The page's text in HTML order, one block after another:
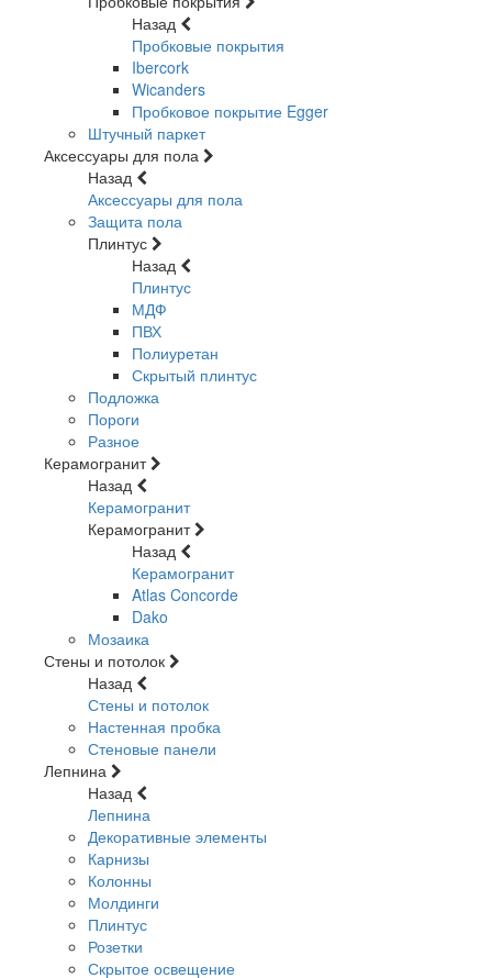
Назад
Пробковые покрытия
Ibercork
Wicanders
Пробковое покрытие Egger
Штучный паркет
Аксессуары для пола
Назад
Аксессуары для пола
Защита пола
Плинтус
Назад
Плинтус
МДФ
ПВХ
Полиуретан
Скрытый плинтус
Подложка
Пороги
Разное
Керамогранит
Назад
Керамогранит
Керамогранит
Назад
Керамогранит
Atlas Concorde
Dako
Мозаика
Стены и потолок
Назад
Стены и потолок
Настенная пробка
Стеновые панели
Лепнина
Назад
Лепнина
Декоративные элементы
Карнизы
Колонны
Молдинги
Плинтус
Розетки
Скрытое освещение